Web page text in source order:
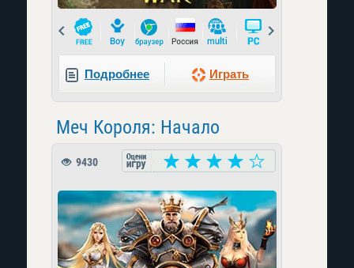
Prev
Подробнее Играть
Меч Короля: Начало
9430